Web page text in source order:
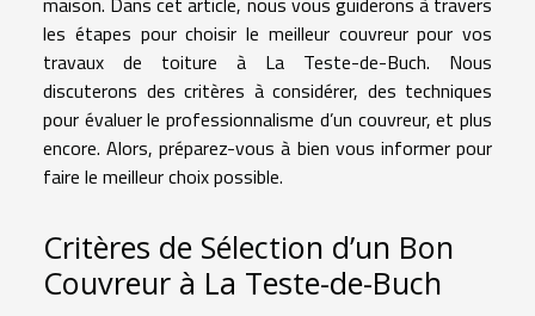
les étapes pour choisir le meilleur couvreur pour vos
travaux de toiture à La Teste-de-Buch. Nous
discuterons des critères à considérer, des techniques
pour évaluer le professionnalisme d’un couvreur, et plus
encore. Alors, préparez-vous à bien vous informer pour
faire le meilleur choix possible.
Critères de Sélection d’un Bon
Couvreur à La Teste-de-Buch